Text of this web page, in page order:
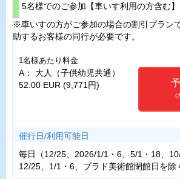
5名様でのご参加【車いす利用の方含む】
※車いすの方がご参加の場合の割引プラン
助するお客様の同行が必要です。
1名様あたり料金
A： 大人（子供幼児共通）
52.00 EUR (9,771円)
(
催行日/利用可能日
毎日（12/25、2026/1/1・6、5/1・18、
12/25、1/1・6、プラド美術館閉館日を除